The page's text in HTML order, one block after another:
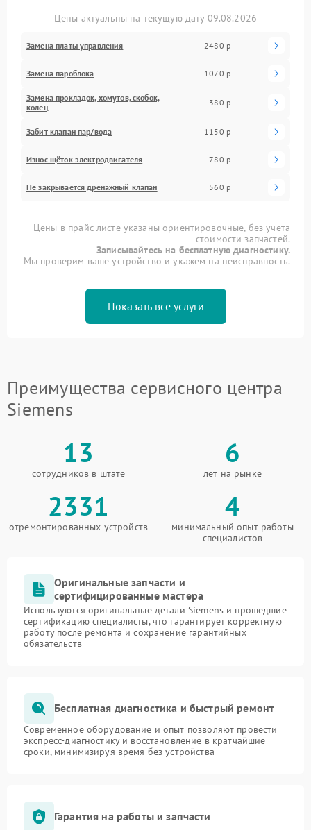
Цены актуальны на текущую дату 09.08.2026
Замена платы управления 2480 р
Замена пароблока 1070 р
Замена прокладок, хомутов, скобок,
колец
380 р
Забит клапан пар/вода 1150 р
Износ щёток электродвигателя 780 р
Не закрывается дренажный клапан 560 р
Цены в прайс-листе указаны ориентировочные, без учета
стоимости запчастей.
Записывайтесь на бесплатную диагностику.
Мы проверим ваше устройство и укажем на неисправность.
Показать все услуги
Преимущества сервисного центра
Siemens
13
сотрудников в штате
6
лет на рынке
2331
отремонтированных устройств
4
минимальный опыт работы
специалистов
Оригинальные запчасти и
сертифицированные мастера
Используются оригинальные детали Siemens и прошедшие
сертификацию специалисты, что гарантирует корректную
работу после ремонта и сохранение гарантийных
обязательств
Бесплатная диагностика и быстрый ремонт
Современное оборудование и опыт позволяют провести
экспресс-диагностику и восстановление в кратчайшие
сроки, минимизируя время без устройства
Гарантия на работы и запчасти